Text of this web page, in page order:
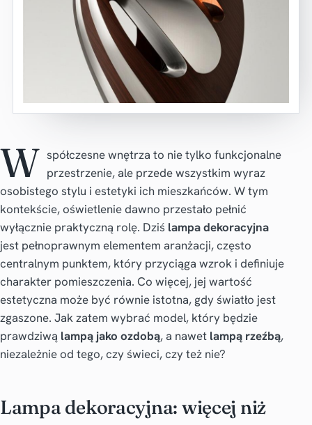
W spółczesne wnętrza to nie tylko funkcjonalne
przestrzenie, ale przede wszystkim wyraz
osobistego stylu i estetyki ich mieszkańców. W tym
kontekście, oświetlenie dawno przestało pełnić
wyłącznie praktyczną rolę. Dziś lampa dekoracyjna
jest pełnoprawnym elementem aranżacji, często
centralnym punktem, który przyciąga wzrok i definiuje
charakter pomieszczenia. Co więcej, jej wartość
estetyczna może być równie istotna, gdy światło jest
zgaszone. Jak zatem wybrać model, który będzie
prawdziwą lampą jako ozdobą, a nawet lampą rzeźbą,
niezależnie od tego, czy świeci, czy też nie?
Lampa dekoracyjna: więcej niż